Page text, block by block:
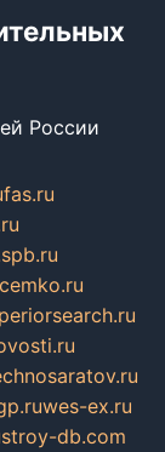
России
fas.ru
cemko.ru
wes-ex.ru
stroy-db.com